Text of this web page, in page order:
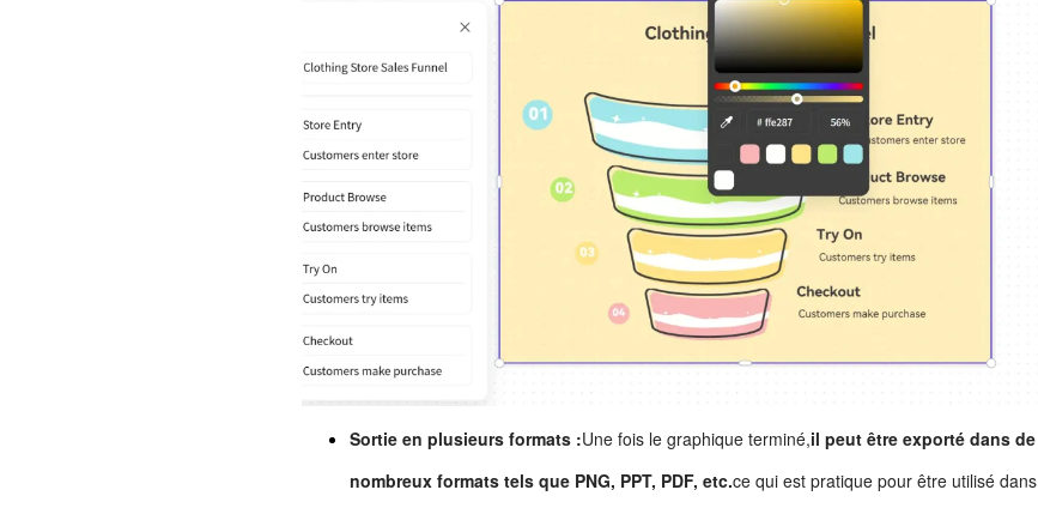
Sortie en plusieurs formats :Une fois le graphique terminé,il peut être exporté dans de
nombreux formats tels que PNG, PPT, PDF, etc.ce qui est pratique pour être utilisé dans